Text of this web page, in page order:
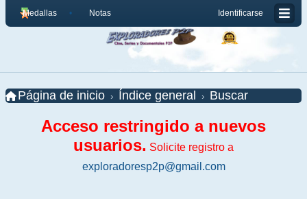
Identificarse
Medallas Notas
Página de inicio Índice general Buscar
Acceso restringido a nuevos
usuarios. Solicite registro a
exploradoresp2p@gmail.com